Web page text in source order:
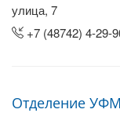
улица, 7
+7 (48742) 4-29-
Отделение